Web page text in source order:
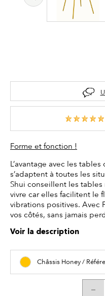
Forme et fonction !
L’avantage avec les tables
s’adaptent à toutes les
Shui conseillent les
vivre car elles facilitent le
vibrations positives. Avec
vos côtés, sans jamais
Voir la description
Châssis Honey /